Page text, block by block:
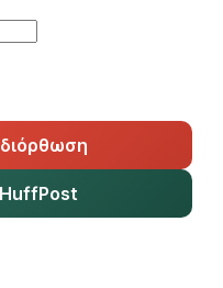
διόρθωση
HuffPost